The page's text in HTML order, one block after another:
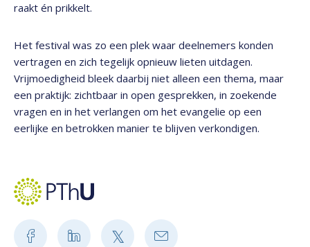
raakt én prikkelt.
Het festival was zo een plek waar deelnemers konden
vertragen en zich tegelijk opnieuw lieten uitdagen.
Vrijmoedigheid bleek daarbij niet alleen een thema, maar
een praktijk: zichtbaar in open gesprekken, in zoekende
vragen en in het verlangen om het evangelie op een
eerlijke en betrokken manier te blijven verkondigen.